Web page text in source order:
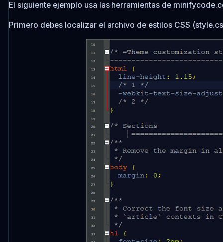
El siguiente ejemplo usa las herramientas de
Primero debes localizar el archivo de estilos CSS